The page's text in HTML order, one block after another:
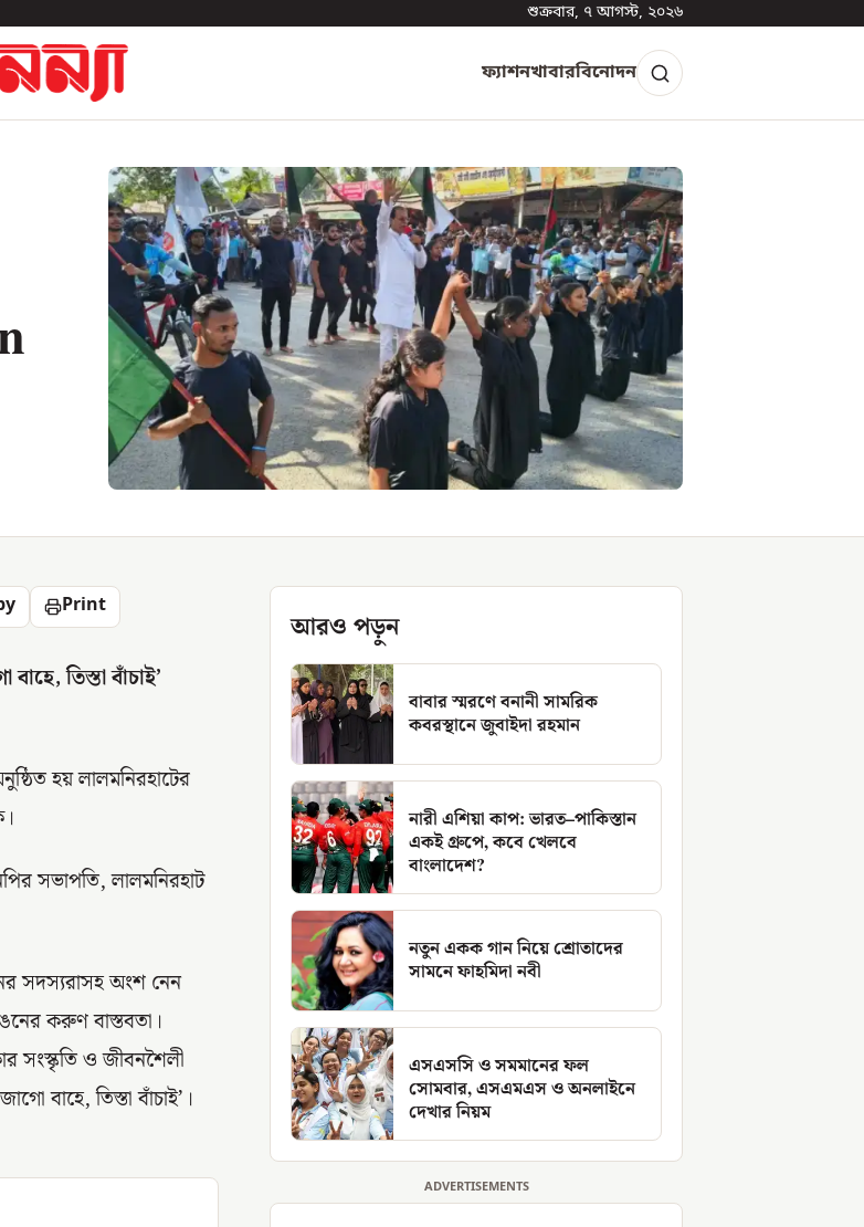
শুক্রবার, ৭ আগস্ট, ২০২৬
ফ্যাশনখাবারবিনোদন
Print
তিস্তা বাঁচাই’
হয় লালমনিরহাটের
সভাপতি, লালমনিরহাট
সদস্যরাসহ অংশ নেন
করুণ বাস্তবতা।
সংস্কৃতি ও জীবনশৈলী
বাহে, তিস্তা বাঁচাই’।
আরও পড়ুন
বাবার স্মরণে বনানী সামরিক
কবরস্থানে জুবাইদা রহমান
নারী এশিয়া কাপ: ভারত–পাকিস্তান
একই গ্রুপে, কবে খেলবে
বাংলাদেশ?
নতুন একক গান নিয়ে শ্রোতাদের
সামনে ফাহমিদা নবী
এসএসসি ও সমমানের ফল
সোমবার, এসএমএস ও অনলাইনে
দেখার নিয়ম
ADVERTISEMENTS